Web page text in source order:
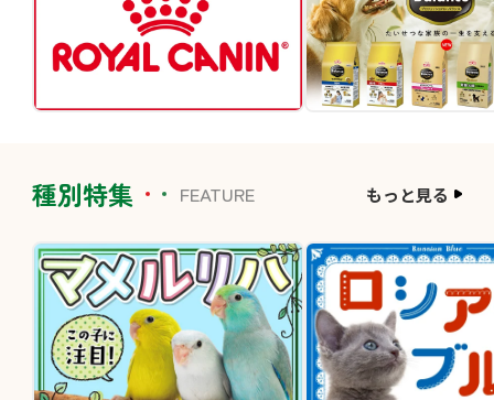
種別特集 FEATURE もっと見る